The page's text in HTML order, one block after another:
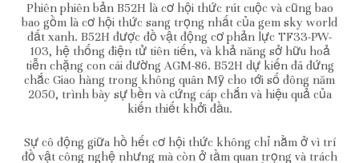
Phiên phiên bản B52H là cơ hội thức rút cuộc và cũng bao
bao gồm là cơ hội thức sang trọng nhất của gem sky world
đất xanh. B52H được đồ vật động cơ phản lực TF33-PW-
103, hệ thống điện tử tiên tiến, và khả năng sở hữu hoả
tiễn chặng con cái đường AGM-86. B52H dự kiến đã đứng
chắc Giao hàng trong không quân Mỹ cho tới số đông năm
2050, trình bày sự bền và cứng cáp chắn và hiệu quả của
kiến thiết khởi đầu.
Sự cô động giữa hồ hết cơ hội thức không chỉ nằm ở vì trí
đồ vật công nghệ nhưng mà còn ở tầm quan trọng và trách